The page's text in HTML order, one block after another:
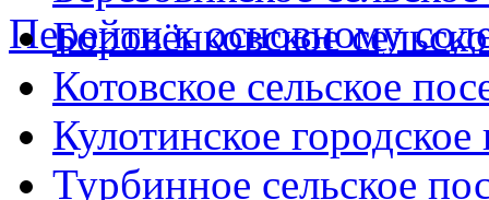
Перейти к основному
Боровёнковское
Котовское сельское
Кулотинское городское
Турбинное сельское